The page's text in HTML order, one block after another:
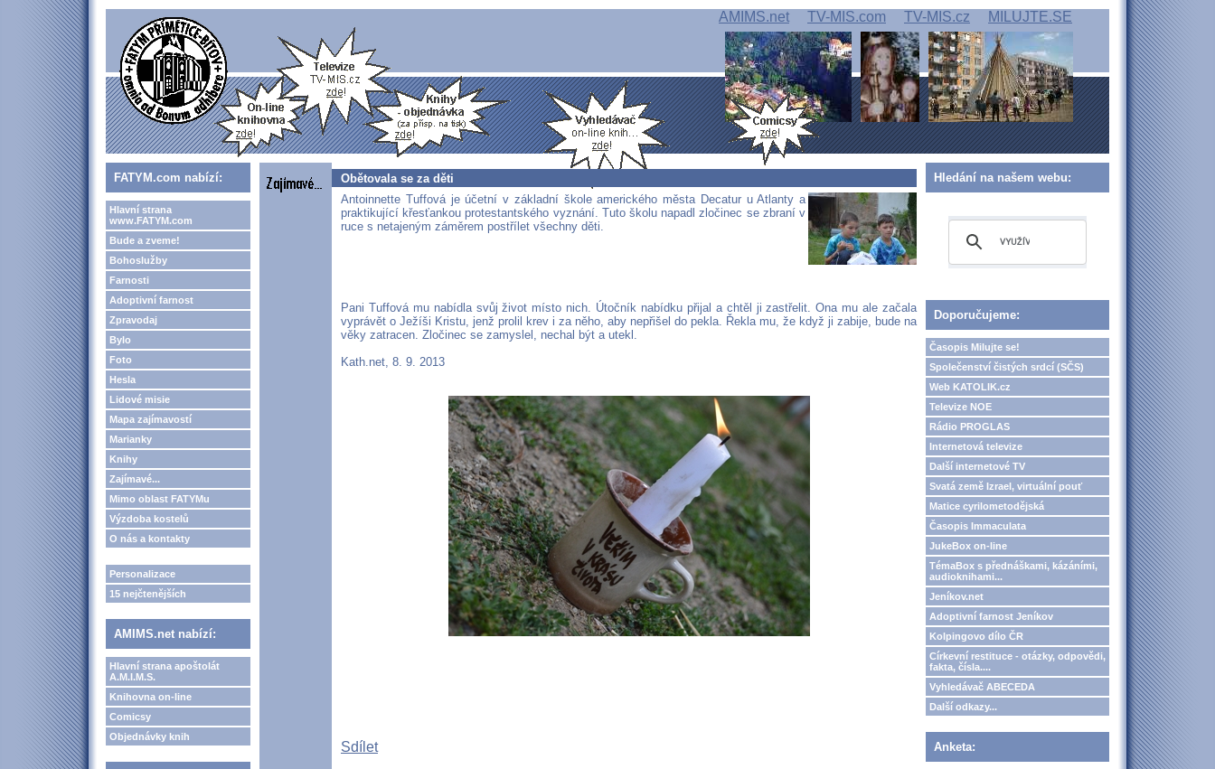
AMIMS.net TV-MIS.com TV-MIS.cz MILUJTE.SE
FATYM.com nabízí:
Hlavní strana
www.FATYM.com
Bude a zveme!
Bohoslužby
Farnosti
Adoptivní farnost
Zpravodaj
Bylo
Foto
Hesla
Lidové misie
Mapa zajímavostí
Marianky
Knihy
Zajímavé...
Mimo oblast FATYMu
Výzdoba kostelů
O nás a kontakty
Personalizace
15 nejčtenějších
AMIMS.net nabízí:
Hlavní strana apoštolát
A.M.I.M.S.
Knihovna on-line
Comicsy
Objednávky knih
Obětovala se za děti
Antoinnette Tuffová je účetní v základní škole amerického města Decatur u Atlanty a
praktikující křesťankou protestantského vyznání. Tuto školu napadl zločinec se zbraní v
ruce s netajeným záměrem postřílet všechny děti.
Pani Tuffová mu nabídla svůj život místo nich. Útočník nabídku přijal a chtěl ji zastřelit. Ona mu ale začala
vyprávět o Ježíši Kristu, jenž prolil krev i za něho, aby nepřišel do pekla. Řekla mu, že když ji zabije, bude na
věky zatracen. Zločinec se zamyslel, nechal být a utekl.
Kath.net, 8. 9. 2013
Sdílet
Hledání na našem webu:
Doporučujeme:
Časopis Milujte se!
Společenství čistých srdcí (SČS)
Web KATOLIK.cz
Televize NOE
Rádio PROGLAS
Internetová televize
Další internetové TV
Svatá země Izrael, virtuální pouť
Matice cyrilometodějská
Časopis Immaculata
JukeBox on-line
TémaBox s přednáškami, kázáními,
audioknihami...
Jeníkov.net
Adoptivní farnost Jeníkov
Kolpingovo dílo ČR
Církevní restituce - otázky, odpovědi,
fakta, čísla....
Vyhledávač ABECEDA
Další odkazy...
Anketa: